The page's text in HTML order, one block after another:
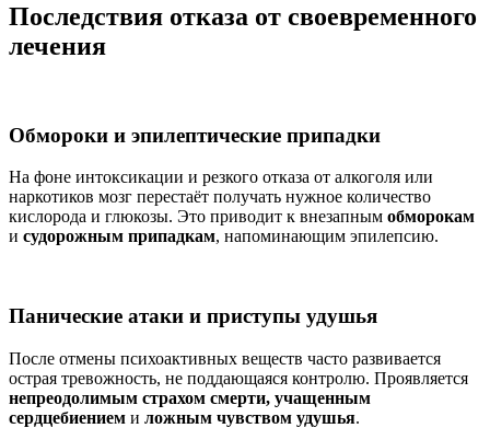
Последствия отказа от своевременного
лечения
Обмороки и эпилептические припадки
На фоне интоксикации и резкого отказа от алкоголя или
наркотиков мозг перестаёт получать нужное количество
кислорода и глюкозы. Это приводит к внезапным обморокам
и судорожным припадкам, напоминающим эпилепсию.
Панические атаки и приступы удушья
После отмены психоактивных веществ часто развивается
острая тревожность, не поддающаяся контролю. Проявляется
непреодолимым страхом смерти, учащенным
сердцебиением и ложным чувством удушья.